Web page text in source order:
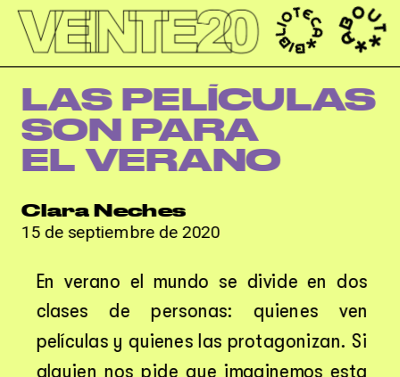
LAS PELÍCULAS
SON PARA
EL VERANO
Clara Neches
15 de septiembre de 2020
En verano el mundo se divide en dos
clases de personas: quienes ven
películas y quienes las protagonizan. Si
alguien nos pide que imaginemos esta